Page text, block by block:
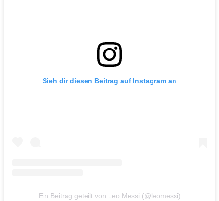
Sieh dir diesen Beitrag auf Instagram an
Ein Beitrag geteilt von Leo Messi (@leomessi)